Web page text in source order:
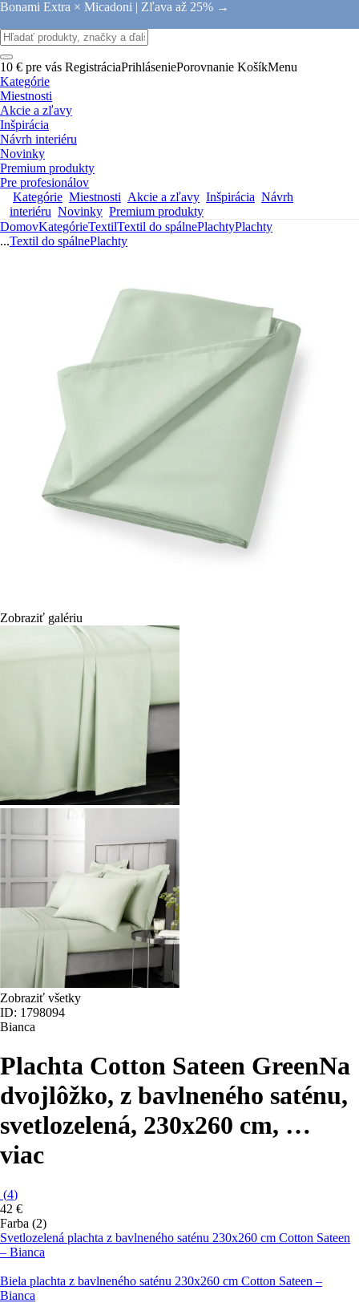
Bonami Extra × Micadoni | Zľava až 25% →
10 € pre vás RegistráciaPrihláseniePorovnanie KošíkMenu
Kategórie
Miestnosti
Akcie a zľavy
Inšpirácia
Návrh interiéru
Novinky
Premium produkty
Pre profesionálov
Kategórie Miestnosti Akcie a zľavy Inšpirácia Návrh
interiéru Novinky Premium produkty
DomovKategórieTextilTextil do spálnePlachtyPlachty
...Textil do spálnePlachty
Zobraziť galériu
Zobraziť všetky
ID: 1798094
Bianca
Plachta Cotton Sateen GreenNa
dvojlôžko, z bavlneného saténu,
svetlozelená, 230x260 cm, …
viac
(4)
42 €
Farba (2)
Svetlozelená plachta z bavlneného saténu 230x260 cm Cotton Sateen
– Bianca
Biela plachta z bavlneného saténu 230x260 cm Cotton Sateen –
Bianca